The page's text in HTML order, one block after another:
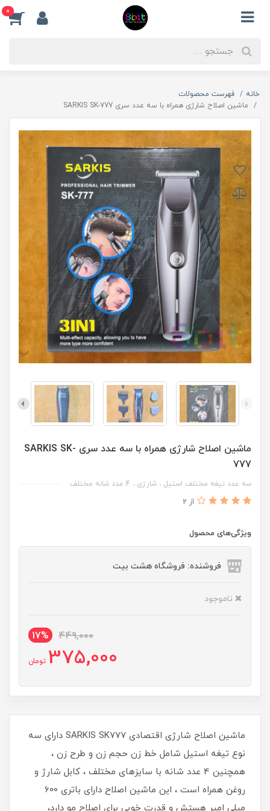
0
خانه
فهرست محصولات
ماشین اصلاح شارژی همراه با سه عدد سری SARKIS SK-777
ماشین اصلاح شارژی همراه با سه عدد سری SARKIS SK-
777
سه عدد تیغه مختلف استیل ، شارژی ، 4 عدد شانه مختلف
از 2
ویژگی‌های محصول
فروشنده: فروشگاه هشت بیت
ناموجود
449,000
17%
375,000 تومان
ماشین اصلاح شارژی اقتصادی SARKIS SK777 دارای سه
نوع تیغه استیل شامل خط زن حجم زن و طرح زن ،
همچنین 4 عدد شانه با سایزهای مختلف ، کابل شارژ و
روغن همراه است ، این ماشین اصلاح دارای باتری 600
میلی امپر هستش و قدرت خوبی برای اصلاح مو دارد،